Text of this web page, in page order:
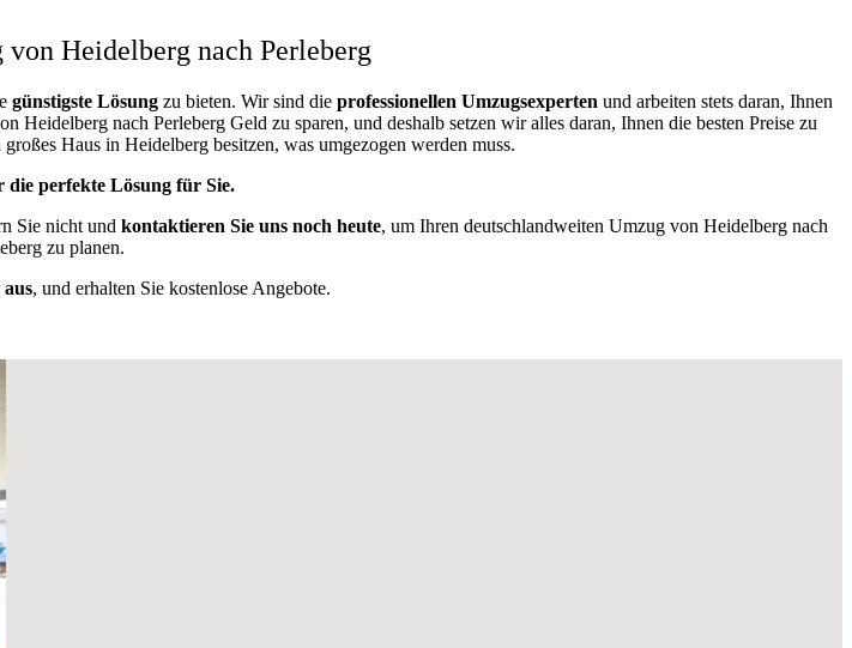
Heidelberg nach Perleberg
günstigste Lösungzu bieten. Wir sind die professionellen Umzugsexperten und arbeiten stets daran, Ihnen
nach Perleberg Geld zu sparen, und deshalb setzen wir alles daran, Ihnen die besten Preise zu
Haus in Heidelberg besitzen, was umgezogen werden muss.
die perfekte Lösung für Sie.
Sie nicht und kontaktieren Sie uns noch heute, um Ihren deutschlandweiten Umzug von Heidelberg nach
zu planen.
, und erhalten Sie kostenlose Angebote.